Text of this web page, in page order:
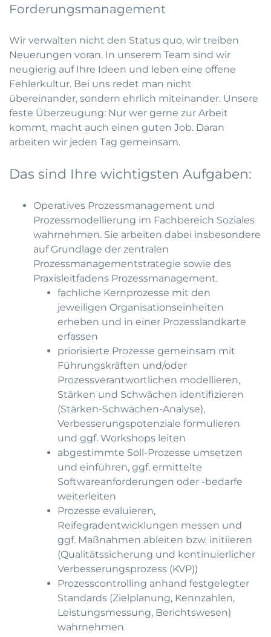
Forderungsmanagement
Wir verwalten nicht den Status quo, wir treiben
Neuerungen voran. In unserem Team sind wir
neugierig auf Ihre Ideen und leben eine offene
Fehlerkultur. Bei uns redet man nicht
übereinander, sondern ehrlich miteinander. Unsere
feste Überzeugung: Nur wer gerne zur Arbeit
kommt, macht auch einen guten Job. Daran
arbeiten wir jeden Tag gemeinsam.
Das sind Ihre wichtigsten Aufgaben:
Operatives Prozessmanagement und
Prozessmodellierung im Fachbereich Soziales
wahrnehmen. Sie arbeiten dabei insbesondere
auf Grundlage der zentralen
Prozessmanagementstrategie sowie des
Praxisleitfadens Prozessmanagement.
fachliche Kernprozesse mit den
jeweiligen Organisationseinheiten
erheben und in einer Prozesslandkarte
erfassen
priorisierte Prozesse gemeinsam mit
Führungskräften und/oder
Prozessverantwortlichen modellieren,
Stärken und Schwächen identifizieren
(Stärken-Schwächen-Analyse),
Verbesserungspotenziale formulieren
und ggf. Workshops leiten
abgestimmte Soll-Prozesse umsetzen
und einführen, ggf. ermittelte
Softwareanforderungen oder -bedarfe
weiterleiten
Prozesse evaluieren,
Reifegradentwicklungen messen und
ggf. Maßnahmen ableiten bzw. initiieren
(Qualitätssicherung und kontinuierlicher
Verbesserungsprozess (KVP))
Prozesscontrolling anhand festgelegter
Standards (Zielplanung, Kennzahlen,
Leistungsmessung, Berichtswesen)
wahrnehmen